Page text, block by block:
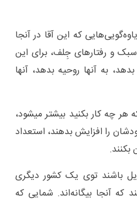
که این آقا در آنجا
سبک و رفتارهای جِلف، برای این
به آنها روحیه بدهد، آنها
چه کار بکنید بیشتر میشود،
را افزایش بدهند، استعداد
باشند توی یک کشور دیگری
که آنجا بیگانه‌اند. شمایی که